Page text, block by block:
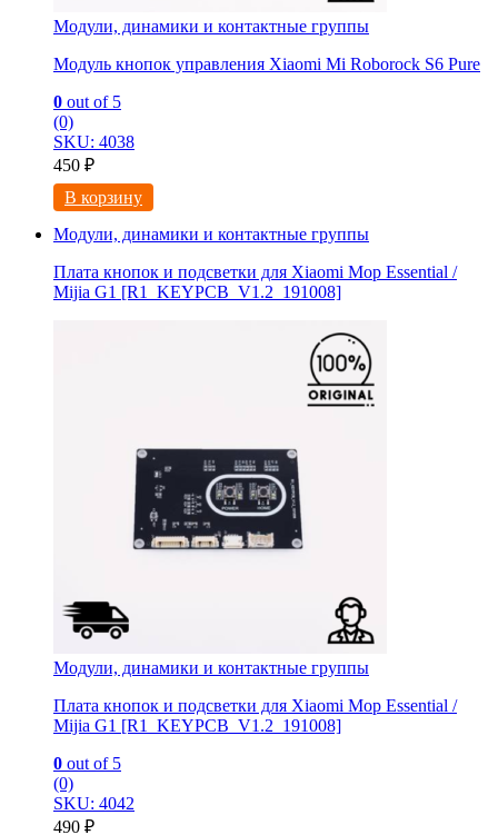
Модули, динамики и контактные группы
Модуль кнопок управления Xiaomi Mi Roborock S6 Pure
0 out of 5
(0)
SKU: 4038
450 ₽
В корзину
Модули, динамики и контактные группы
Плата кнопок и подсветки для Xiaomi Mop Essential /
Mijia G1 [R1_KEYPCB_V1.2_191008]
Модули, динамики и контактные группы
Плата кнопок и подсветки для Xiaomi Mop Essential /
Mijia G1 [R1_KEYPCB_V1.2_191008]
0 out of 5
(0)
SKU: 4042
490 ₽